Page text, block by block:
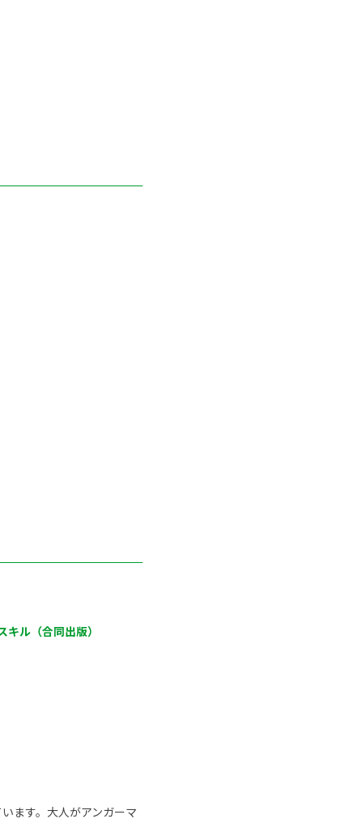
ル（合同出版）
ます。大人がアンガーマ